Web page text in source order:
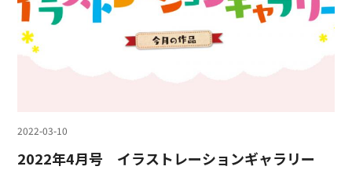
2022-03-10
2022年4月号 イラストレーションギャラリー